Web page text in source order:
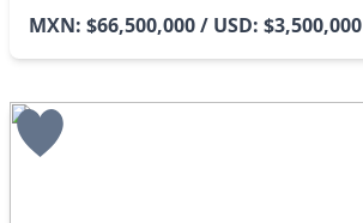
MXN: $66,500,000 / USD: $3,500,000